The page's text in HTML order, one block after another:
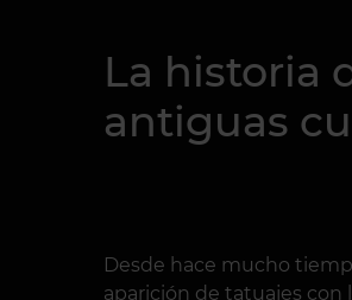
La historia
antiguas
Desde hace mucho
aparición de tatuajes con